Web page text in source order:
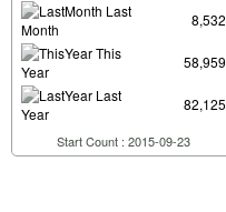
Last
Month
8,532
This
Year
58,959
Last
Year
82,125
Start Count : 2015-09-23